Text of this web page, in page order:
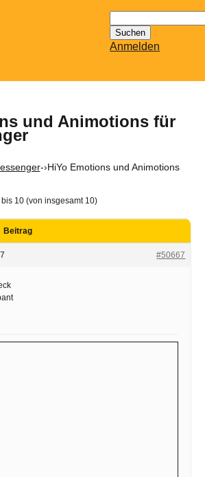
nach:
Anmelden
und Animotions für
-›HiYo Emotions und Animotions
10 (von insgesamt 10)
Beitrag
#50667
den